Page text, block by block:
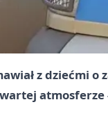
z dziećmi o